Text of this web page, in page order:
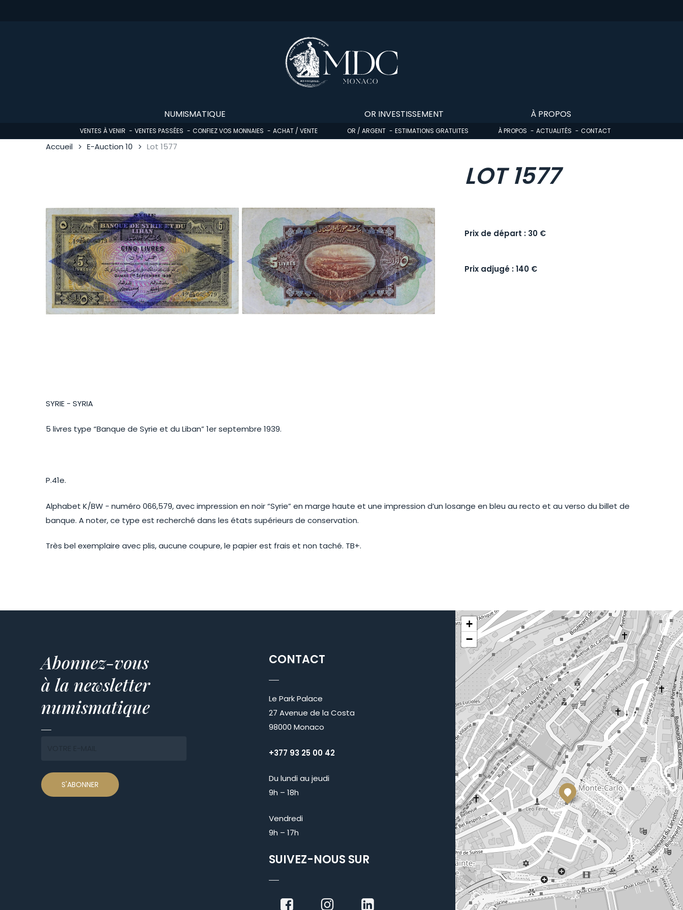
NUMISMATIQUE
VENTES À VENIR VENTES PASSÉES CONFIEZ VOS MONNAIES ACHAT / VENTE
OR INVESTISSEMENT
OR / ARGENT ESTIMATIONS GRATUITES
À PROPOS
À PROPOS ACTUALITÉS CONTACT
Accueil E-Auction 10 Lot 1577
LOT 1577
Prix de départ : 30 €
Prix adjugé : 140 €
SYRIE - SYRIA
5 livres type “Banque de Syrie et du Liban” 1er septembre 1939.
P.41e.
Alphabet K/BW - numéro 066,579, avec impression en noir “Syrie” en marge haute et une impression d’un losange en bleu au recto et au verso du billet de
banque. A noter, ce type est recherché dans les états supérieurs de conservation.
Très bel exemplaire avec plis, aucune coupure, le papier est frais et non taché. TB+.
Abonnez-vous
à la newsletter
numismatique
CONTACT
Le Park Palace
27 Avenue de la Costa
98000 Monaco
+377 93 25 00 42
Du lundi au jeudi
9h – 18h
Vendredi
9h – 17h
SUIVEZ-NOUS SUR
+
−